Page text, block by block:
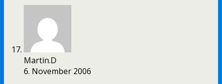
Martin.D
6. November 2006